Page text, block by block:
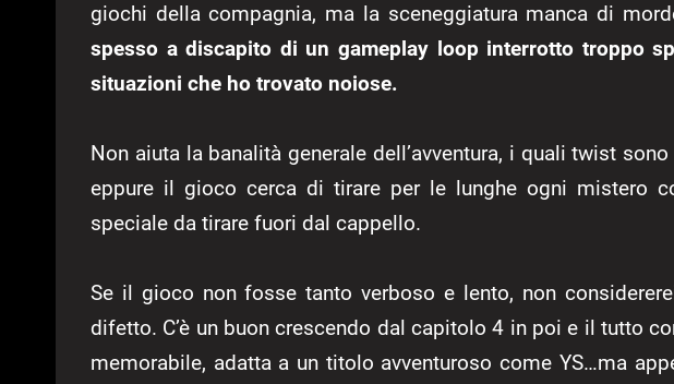
giochi della compagnia, ma la sceneggiatura manca di
spesso a discapito di un gameplay loop interrotto troppo
situazioni che ho trovato noiose.
Non aiuta la banalità generale dell’avventura, i quali twist
eppure il gioco cerca di tirare per le lunghe ogni mistero
speciale da tirare fuori dal cappello.
Se il gioco non fosse tanto verboso e lento, non
difetto. C’è un buon crescendo dal capitolo 4 in poi e il tutto
memorabile, adatta a un titolo avventuroso come YS…ma